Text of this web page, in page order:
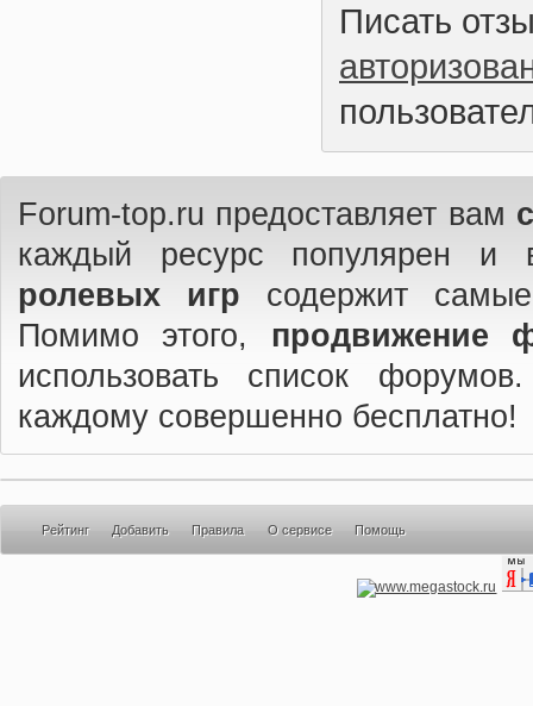
Писать
Forum-top.ru предоставляет вам
каждый ресурс популярен
ролевых игр содержит
Помимо этого, продвижение
использовать список
каждому совершенно бесплатно!
Рейтинг Добавить Правила О сервисе Помощь